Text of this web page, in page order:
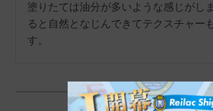
塗りたては油分が多いような感じがし
ると自然となじんできてテクスチャー
す。